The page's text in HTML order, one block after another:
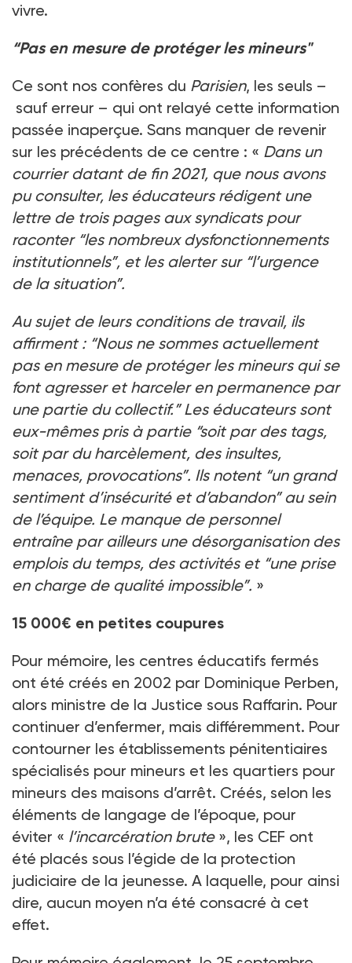
vivre.
“Pas en mesure de protéger les mineurs"
Ce sont nos confères du Parisien, les seuls –
sauf erreur – qui ont relayé cette information
passée inaperçue. Sans manquer de revenir
sur les précédents de ce centre : « Dans un
courrier datant de fin 2021, que nous avons
pu consulter, les éducateurs rédigent une
lettre de trois pages aux syndicats pour
raconter “les nombreux dysfonctionnements
institutionnels”, et les alerter sur “l’urgence
de la situation”.
Au sujet de leurs conditions de travail, ils
affirment : “Nous ne sommes actuellement
pas en mesure de protéger les mineurs qui se
font agresser et harceler en permanence par
une partie du collectif.” Les éducateurs sont
eux-mêmes pris à partie “soit par des tags,
soit par du harcèlement, des insultes,
menaces, provocations”. Ils notent “un grand
sentiment d’insécurité et d’abandon” au sein
de l’équipe. Le manque de personnel
entraîne par ailleurs une désorganisation des
emplois du temps, des activités et “une prise
en charge de qualité impossible”. »
15 000€ en petites coupures
Pour mémoire, les centres éducatifs fermés
ont été créés en 2002 par Dominique Perben,
alors ministre de la Justice sous Raffarin. Pour
continuer d’enfermer, mais différemment. Pour
contourner les établissements pénitentiaires
spécialisés pour mineurs et les quartiers pour
mineurs des maisons d’arrêt. Créés, selon les
éléments de langage de l’époque, pour
éviter « l’incarcération brute», les CEF ont
été placés sous l’égide de la protection
judiciaire de la jeunesse. A laquelle, pour ainsi
dire, aucun moyen n’a été consacré à cet
effet.